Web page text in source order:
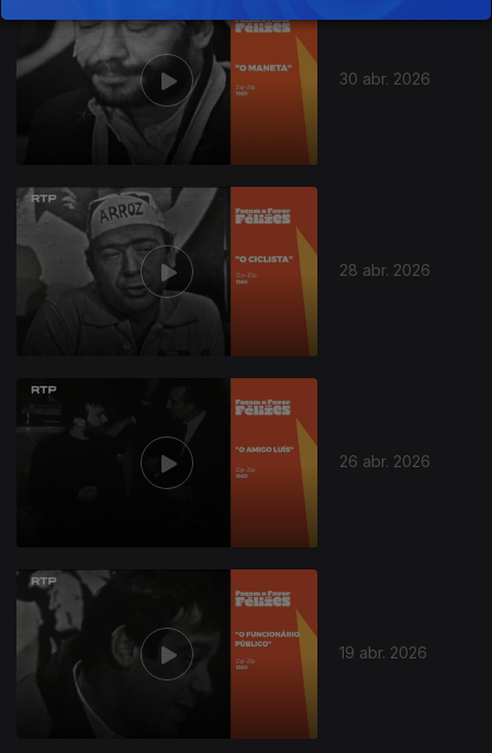
30 abr. 2026
28 abr. 2026
26 abr. 2026
19 abr. 2026